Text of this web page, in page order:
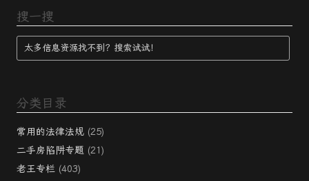
搜一搜
分类目录
常用的法律法规 (25)
二手房陷阱专题 (21)
老王专栏 (403)